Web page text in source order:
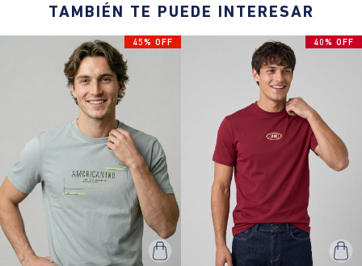
TAMBIÉN TE PUEDE INTERESAR
45% OFF 40% OFF